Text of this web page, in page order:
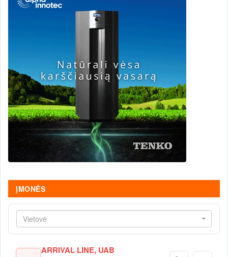
ĮMONĖS
Vietovė
ARRIVAL LINE, UAB